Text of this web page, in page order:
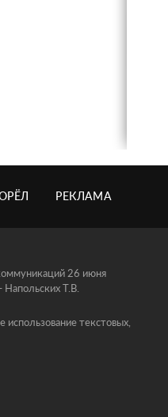
РЕКЛАМА
26 июня
Т.В.
текстовых,